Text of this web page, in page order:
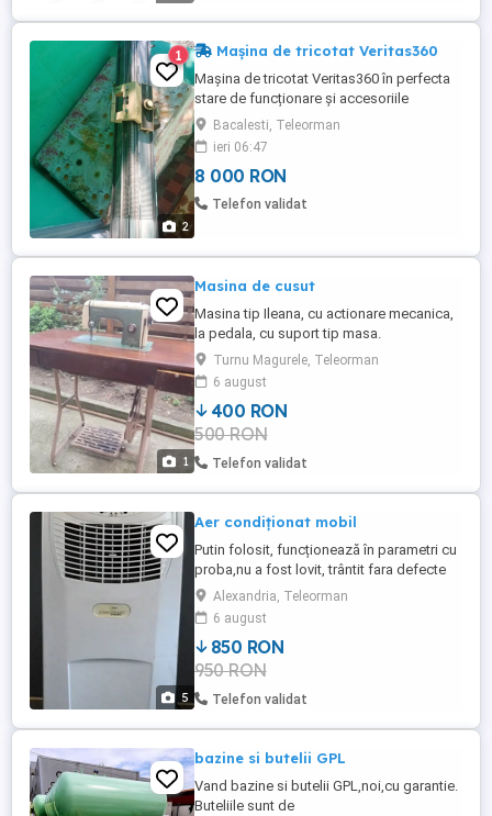
2
1 Mașina de tricotat Veritas360
Mașina de tricotat Veritas360 în perfecta
stare de funcționare și accesoriile
acesteia + 100 ace de rezerva. Schimb cu
autoturism. Rog curioșii sa se abțina.
Bacalesti, Teleorman
ieri 06:47
8 000 RON
Telefon validat
1
Masina de cusut
Masina tip Ileana, cu actionare mecanica,
la pedala, cu suport tip masa.
Turnu Magurele, Teleorman
6 august
400 RON
500 RON
Telefon validat
5
Aer condiționat mobil
Putin folosit, funcționează în parametri cu
proba,nu a fost lovit, trântit fara defecte
ascunse.,pretul este de 850lei , ,
Alexandria, Teleorman
6 august
850 RON
950 RON
Telefon validat
bazine si butelii GPL
Vand bazine si butelii GPL,noi,cu garantie.
Buteliile sunt de